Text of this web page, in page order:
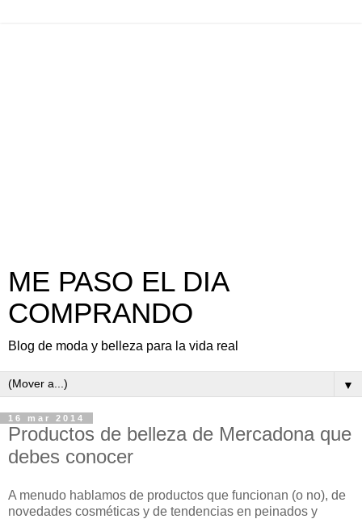
ME PASO EL DIA
COMPRANDO
Blog de moda y belleza para la vida real
▼
16 mar 2014
Productos de belleza de Mercadona que
debes conocer
A menudo hablamos de productos que funcionan (o no), de
novedades cosméticas y de tendencias en peinados y